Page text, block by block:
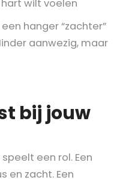
wilt voelen
hanger “zachter”
aanwezig, maar
bij jouw
een rol. Een
en zacht. Een